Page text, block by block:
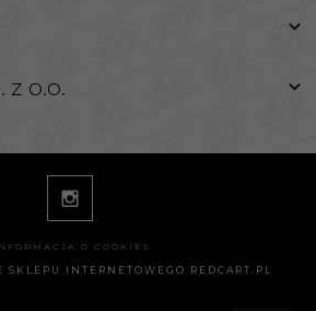
z o.o.
O COOKIES
SKLEPU INTERNETOWEGO REDCART.PL